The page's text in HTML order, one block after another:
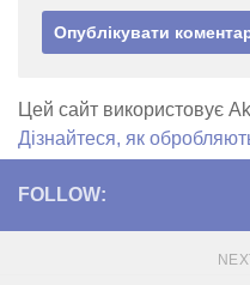
Цей сайт використовує
Дізнайтеся, як
FOLLOW: